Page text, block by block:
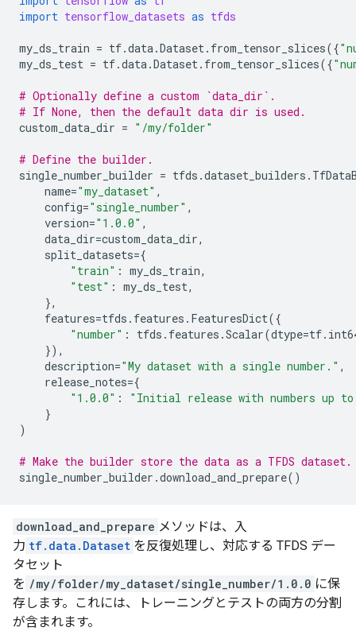
import tensorflow_datasets as tfds
my_ds_train = tf.data.Dataset. from_tensor_slices({
my_ds_test = tf.data.Dataset. from_tensor_slices({
# Optionally define a custom `data_dir`.
# If None, then the default data dir is used.
custom_data_dir = "/my/folder"
# Define the builder.
single_number_builder = tfds .dataset_builders .
name="my_dataset" ,
config="single_number" ,
version="1.0.0" ,
data_dir=custom_data_dir,
split_datasets={
"train" : my_ds_train,
"test" : my_ds_test,
},
features=tfds . features . FeaturesDict({
"number" : tfds . features .Scalar(dtype=tf.
}),
description="My dataset with a single number." ,
release_notes={
"1.0.0" :
"Initial release with numbers up
}
)
# Make the builder store the data as a TFDS dataset.
single_number_builder .download_and_prepare()
download_and_prepare メソッドは、入
力 tf.data.Dataset を反復処理し、対応する TFDS デー
タセット
を /my/folder/my_dataset/single_number/1.0.0 に保
存します。これには、トレーニングとテストの両方の分割
が含まれます。